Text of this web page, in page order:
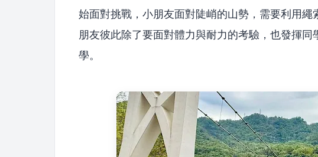
始面對挑戰，小朋友面對陡峭的山勢，需要利用
朋友彼此除了要面對體力與耐力的考驗，也發揮
學。